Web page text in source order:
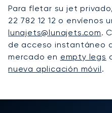
Para fletar su jet
22 782 12 12 o envíenos
lunajets@lunajets.com.
de acceso instantáneo
mercado en empty legs
nueva aplicación móvil.